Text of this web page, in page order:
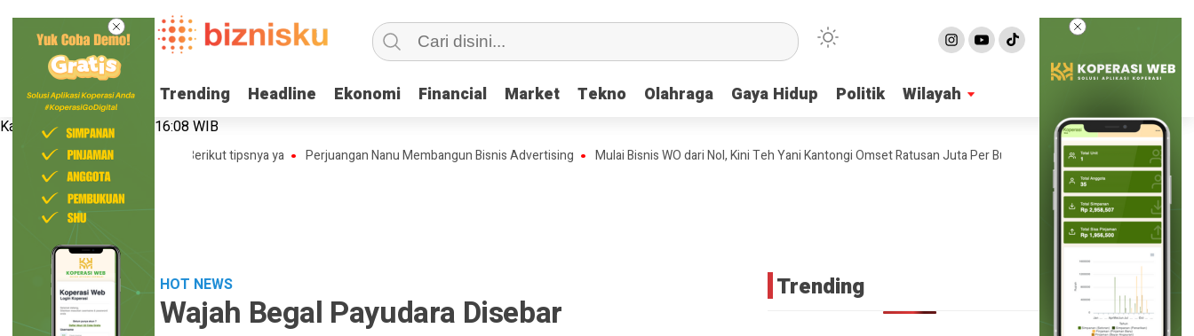
Trending Headline Ekonomi Financial Market Tekno Olahraga Gaya Hidup Politik Wilayah
Trending Headline Ekonomi Financial Market Tekno Olahraga Gaya Hidup Politik Wilayah
Kamis, 6 Agustus 2026 | 16:08 WIB
Shop Tanpa Modal Loh! Berikut tipsnya ya Perjuangan Nanu Membangun Bisnis Advertising Mulai Bisnis WO dari Nol, Kini Teh Yani Kantongi Omset Ratusan Juta Per Bulan 4 Ide Bisnis Online Shop
HOT NEWS
Wajah Begal Payudara Disebar
Trending